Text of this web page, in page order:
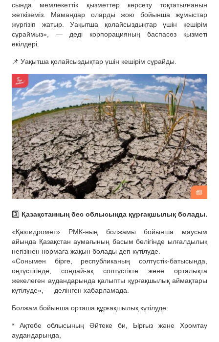
сында мемлекеттік қызметтер көрсету тоқтатылғанын
жеткіземіз. Мамандар оларды жою бойынша жұмыстар
жүргізіп жатыр. Уақытша қолайсыздықтар үшін кешірім
сұраймыз», — деді корпорацияның баспасөз қызметі
өкілдері.
📌 Уақытша қолайсыздықтар үшін кешірім сұрайды.
3️⃣ Қазақстанның бес облысында құрғақшылық болады.
«Қазгидромет» РМК-ның болжамы бойынша маусым
айында Қазақстан аумағының басым бөлігінде ылғалдылық
негізінен нормаға жақын болады деп күтілуде.
«Сонымен бірге, республиканың солтүстік-батысында,
оңтүстігінде, сондай-ақ солтүстікте және орталықта
жекелеген аудандарында қалыпты құрғақшылық аймақтары
күтілуде», — делінген хабарламада.
Болжам бойынша орташа құрғақшылық күтілуде:
* Ақтөбе облысының Әйтеке би, Ырғыз және Хромтау
аудандарында,